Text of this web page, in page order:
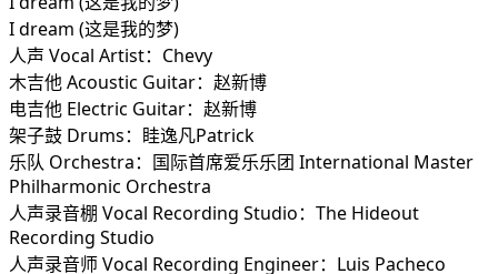
I dream (这是我的梦)
人声 Vocal Artist：Chevy
木吉他 Acoustic Guitar：赵新博
电吉他 Electric Guitar：赵新博
架子鼓 Drums：眭逸凡Patrick
乐队 Orchestra：国际首席爱乐乐团 International Master
Philharmonic Orchestra
人声录音棚 Vocal Recording Studio：The Hideout
Recording Studio
人声录音师 Vocal Recording Engineer：Luis Pacheco